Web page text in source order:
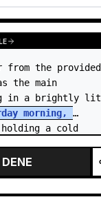
from the provided
the main
in a brightly lit
morning,
a cold